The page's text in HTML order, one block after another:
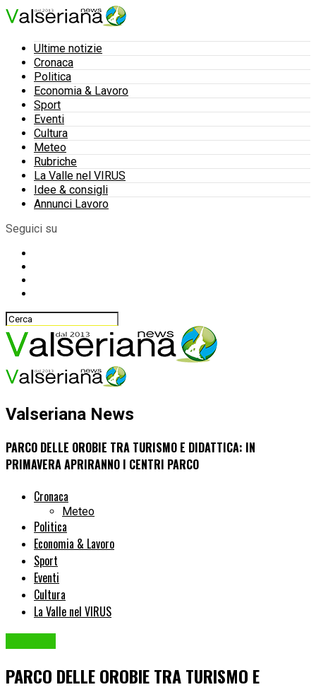
Ultime notizie
Cronaca
Politica
Economia & Lavoro
Sport
Eventi
Cultura
Meteo
Rubriche
La Valle nel VIRUS
Idee & consigli
Annunci Lavoro
Seguici su
Valseriana News
PARCO DELLE OROBIE TRA TURISMO E DIDATTICA: IN
PRIMAVERA APRIRANNO I CENTRI PARCO
Cronaca
Meteo
Politica
Economia & Lavoro
Sport
Eventi
Cultura
La Valle nel VIRUS
PARCO DELLE OROBIE TRA TURISMO E